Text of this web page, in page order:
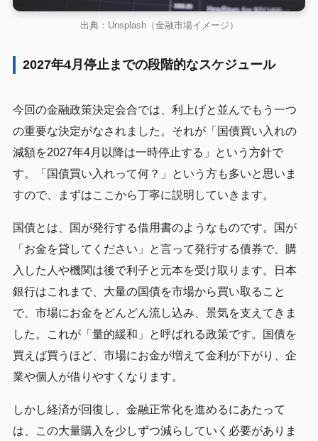
出典：Unsplash（金融市場イメージ）
2027年4月停止までの段階的なスケジュール
今回の金融政策決定会合では、利上げと並んでもう一つ
の重要な決定がなされました。それが「国債買い入れの
減額を2027年4月以降は一時停止する」という方針で
す。「国債買い入れって何？」という方も多いと思いま
すので、まずはここから丁寧に説明していきます。
国債とは、国が発行する借用書のようなものです。国が
「お金を貸してください」と言って発行する債券で、購
入した人や機関は後で利子と元本を受け取ります。日本
銀行はこれまで、大量の国債を市場から買い取ること
で、市場にお金をどんどん流し込み、景気を支えてきま
した。これが「量的緩和」と呼ばれる政策です。国債を
買えば買うほど、市場にお金が増えて金利が下がり、企
業や個人が借りやすくなります。
しかし経済が回復し、金融正常化を進めるにあたって
は、この大量購入を少しずつ減らしていく必要がありま